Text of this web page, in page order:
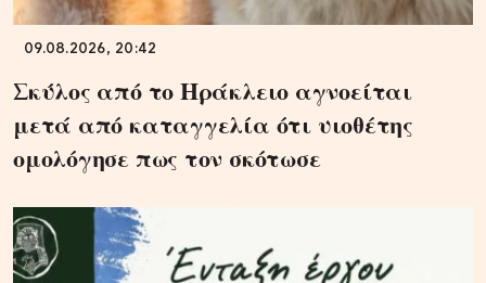
09.08.2026, 20:42
Σκύλος από το Ηράκλειο αγνοείται
μετά από καταγγελία ότι υιοθέτης
ομολόγησε πως τον σκότωσε